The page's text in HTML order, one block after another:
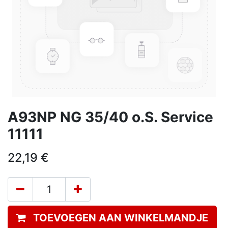
A93NP NG 35/40 o.S. Service
11111
22,19 €
TOEVOEGEN AAN WINKELMANDJE